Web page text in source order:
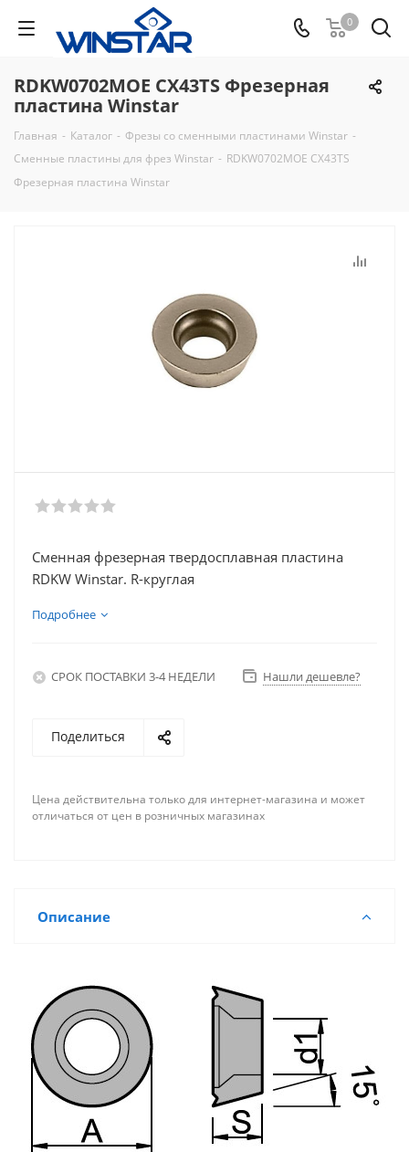
0
RDKW0702MOE CX43TS Фрезерная
пластина Winstar
Главная - Каталог - Фрезы со сменными пластинами Winstar -
Сменные пластины для фрез Winstar - RDKW0702MOE CX43TS
Фрезерная пластина Winstar
Сменная фрезерная твердосплавная пластина
RDKW Winstar. R-круглая
Подробнее
СРОК ПОСТАВКИ 3-4 НЕДЕЛИ Нашли дешевле?
Поделиться
Цена действительна только для интернет-магазина и может
отличаться от цен в розничных магазинах
Описание